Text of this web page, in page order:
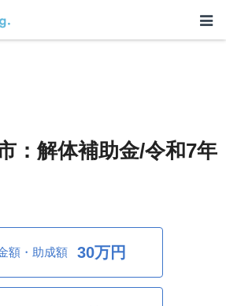
：解体補助金/令和7年
額・助成額 30万円